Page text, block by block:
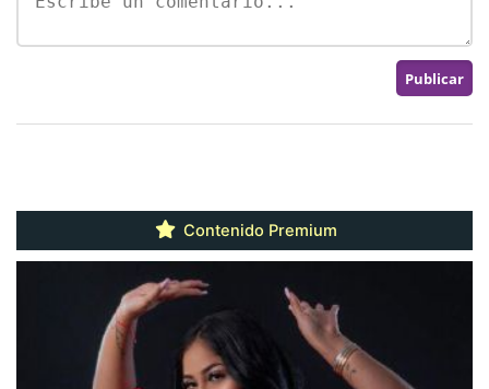
Contenido Premium